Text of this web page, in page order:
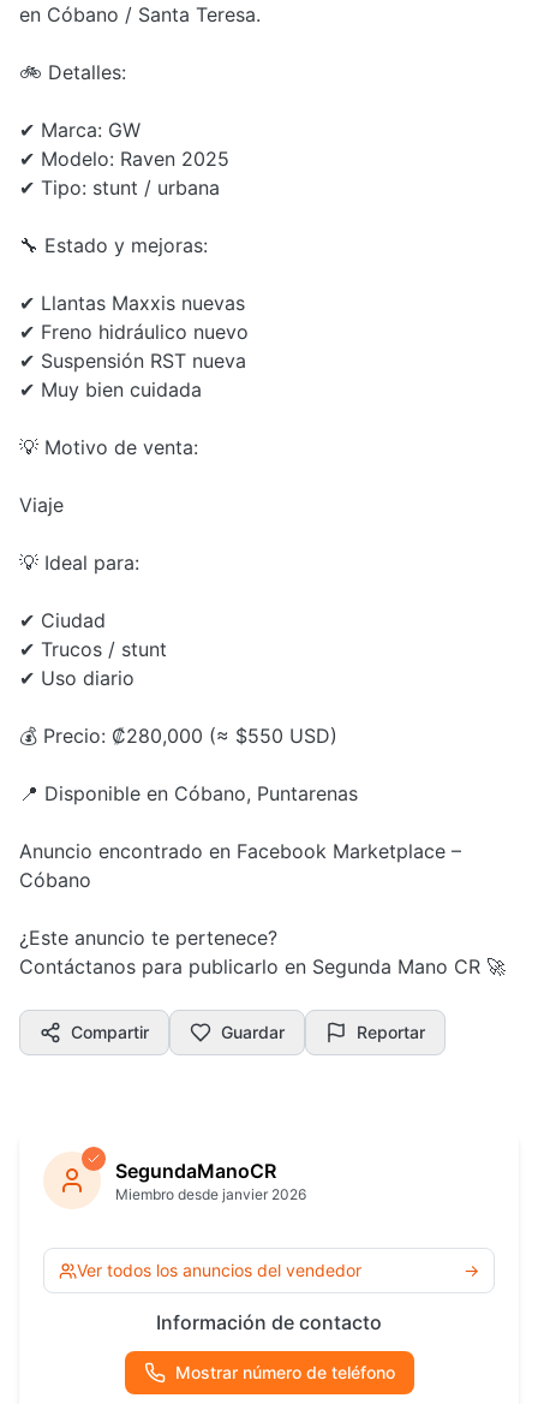
en Cóbano / Santa Teresa.
🚲 Detalles:
✔ Marca: GW
✔ Modelo: Raven 2025
✔ Tipo: stunt / urbana
🔧 Estado y mejoras:
✔ Llantas Maxxis nuevas
✔ Freno hidráulico nuevo
✔ Suspensión RST nueva
✔ Muy bien cuidada
💡 Motivo de venta:
Viaje
💡 Ideal para:
✔ Ciudad
✔ Trucos / stunt
✔ Uso diario
💰 Precio: ₡280,000 (≈ $550 USD)
📍 Disponible en Cóbano, Puntarenas
Anuncio encontrado en Facebook Marketplace –
Cóbano
¿Este anuncio te pertenece?
Contáctanos para publicarlo en Segunda Mano CR 🚀
Compartir Guardar Reportar
SegundaManoCR
Miembro desde janvier 2026
Ver todos los anuncios del vendedor →
Información de contacto
Mostrar número de teléfono